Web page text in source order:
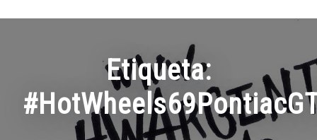
Etiqueta: